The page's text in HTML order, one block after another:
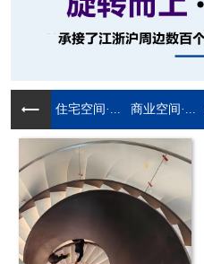
住宅空间·... 商业空间·...